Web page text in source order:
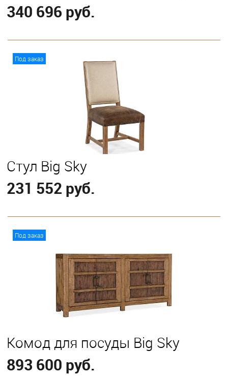
340 696 руб.
В корзину
Под заказ
Стул Big Sky
231 552 руб.
Под заказ
Комод для посуды Big Sky
893 600 руб.